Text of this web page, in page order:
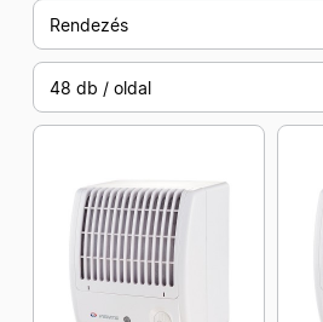
Rendezés
48 db / oldal